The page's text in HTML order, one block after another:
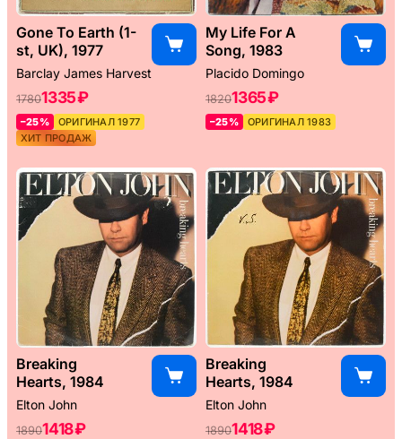
Gone To Earth (1-
st, UK), 1977
Barclay James Harvest
17801335 ₽
–25%
ОРИГИНАЛ 1977
ХИТ ПРОДАЖ
My Life For A
Song, 1983
Placido Domingo
18201365 ₽
–25% ОРИГИНАЛ 1983
Breaking
Hearts, 1984
Elton John
18901418 ₽
Breaking
Hearts, 1984
Elton John
18901418 ₽